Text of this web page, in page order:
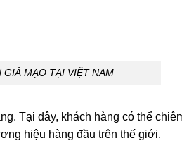
GIẢ MẠO TẠI VIỆT NAM
Tại đây, khách hàng có thể
hiệu hàng đầu trên thế giới.